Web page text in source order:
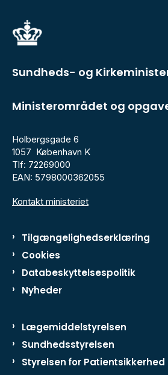
Sundheds- og
Ministerområdet og
Holbergsgade 6
1057 København K
Tlf: 72269000
EAN: 5798000362055
Kontakt ministeriet
Tilgængelighedserklæring
Cookies
Databeskyttelsespolitik
Nyheder
Lægemiddelstyrelsen
Sundhedsstyrelsen
Styrelsen for Patientsikkerhed